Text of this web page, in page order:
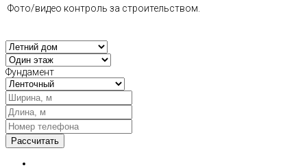
Фото/видео контроль за строительством.
Фундамент